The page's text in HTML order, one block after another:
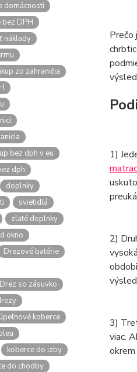
domácnosti
bez DPH
náklady
zo zahraničia
bez dph v eu
dph
doplnky
svietidlá
zlaté doplnky
okno
Drezové batérie
Drez so zásuvko
koberce
koberce do izby
do chodby
Prečo
1)
2)
3)
viac.